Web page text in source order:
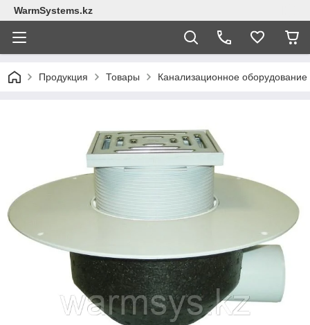
WarmSystems.kz
Продукция Товары Канализационное оборудование